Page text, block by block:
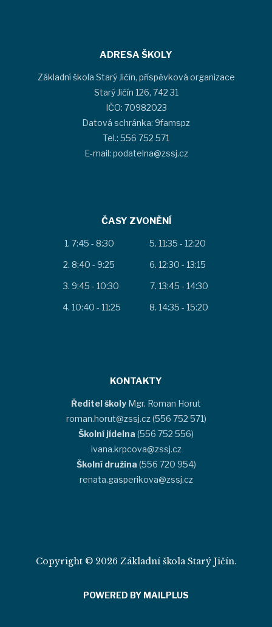
ADRESA ŠKOLY
Základní škola Starý Jičín, příspěvková organizace
Starý Jičín 126, 742 31
IČO: 70982023
Datová schránka: 9famspz
Tel.: 556 752 571
E-mail: podatelna@zssj.cz
ČASY ZVONĚNÍ
7:45 - 8:30
8:40 - 9:25
9:45 - 10:30
10:40 - 11:25
11:35 - 12:20
12:30 - 13:15
13:45 - 14:30
14:35 - 15:20
KONTAKTY
Ředitel školy Mgr. Roman Horut
roman.horut@zssj.cz (556 752 571)
Školní jídelna (556 752 556)
ivana.krpcova@zssj.cz
Školní družina (556 720 954)
renata.gasperikova@zssj.cz
Copyright © 2026 Základní škola Starý Jičín.
POWERED BY MAILPLUS